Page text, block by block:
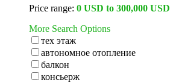
Price range: 0 USD to 300,000 USD
More Search Options
тех этаж
автономное отопление
балкон
консьерж